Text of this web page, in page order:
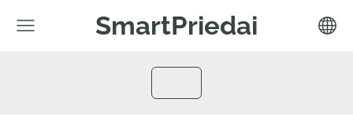
SmartPriedai